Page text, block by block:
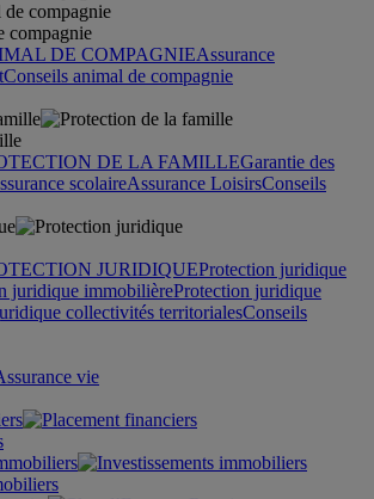
compagnie
DE COMPAGNIEAssurance
Conseils animal de compagnie
DE LA FAMILLEGarantie des
scolaireAssurance LoisirsConseils
JURIDIQUEProtection juridique
juridique immobilièreProtection juridique
collectivités territorialesConseils